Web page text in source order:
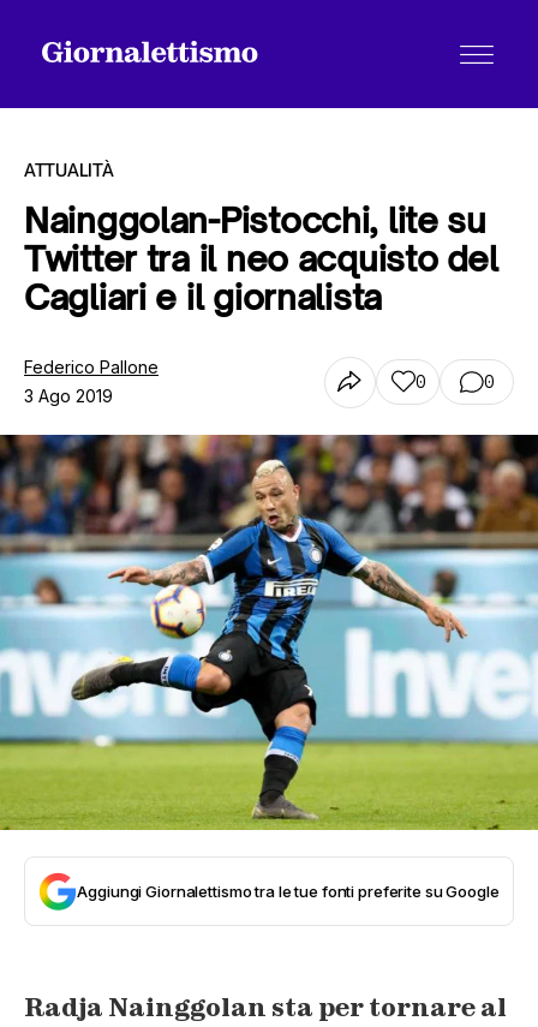
Tutti gli articoli
Chi siamo
Contatti
ATTUALITÀ
Nainggolan-Pistocchi, lite su
Twitter tra il neo acquisto del
Cagliari e il giornalista
Federico Pallone
3 Ago 2019
0 0
Aggiungi Giornalettismo tra le tue fonti preferite su Google
Radja Nainggolan sta per tornare al